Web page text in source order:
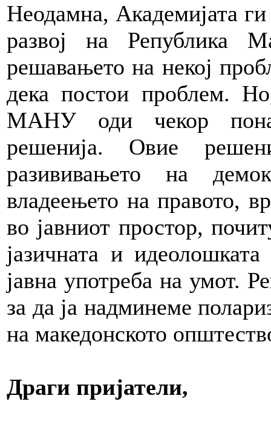
Неодамна, Академијата
развој на Република
решавањето на некој
дека постои проблем.
МАНУ оди чекор
решенија. Овие
разививањето на
владеењето на правото,
во јавниот простор,
јазичната и
јавна употреба на умот.
за да ја надминеме
на македонското
Драги пријатели,